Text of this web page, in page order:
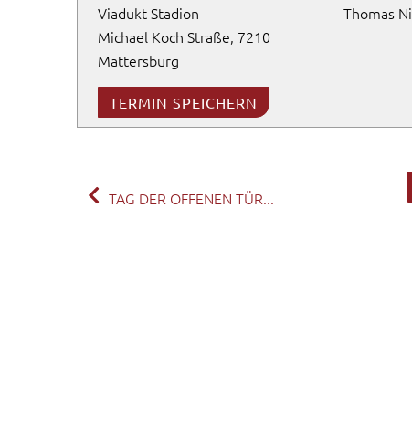
Viadukt Stadion
Michael Koch Straße, 7210
Mattersburg
Thomas
TERMIN SPEICHERN
TAG DER OFFENEN TÜR...